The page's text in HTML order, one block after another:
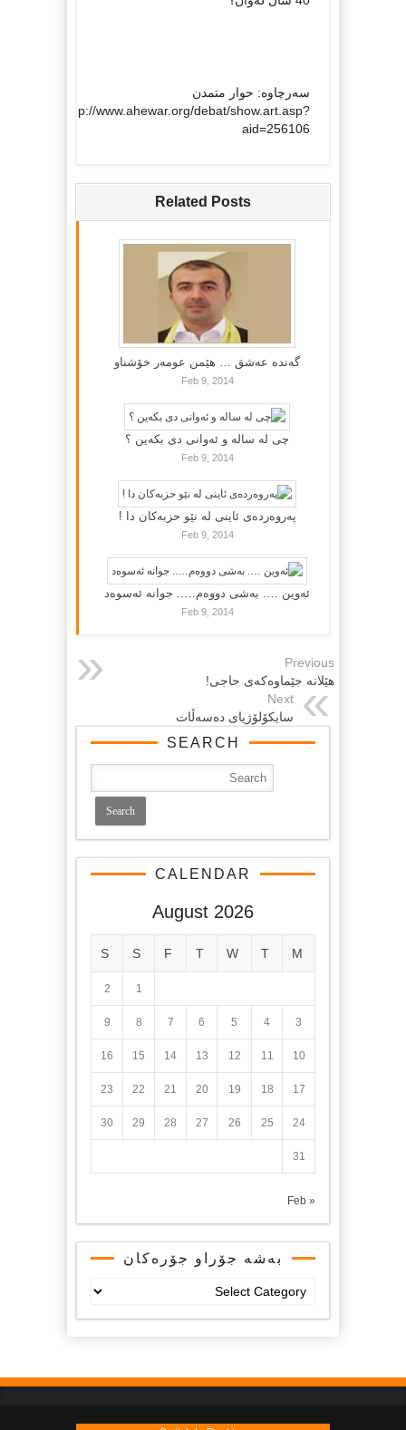
سه‌رچاوه‌: حوار متمدن
http://www.ahewar.org/debat/show.art.asp?
aid=256106
Related Posts
گه‌نده‌ عه‌شق … هێمن عومه‌ر خۆشناو
Feb 9, 2014
چی لە سالە و ئەوانی دی بكەین ؟
Feb 9, 2014
پەروەردەی ئاینی لە نێو حزبەکان دا !
Feb 9, 2014
ئەوین …. بەشی دووەم….. جوانە ئەسوەد
Feb 9, 2014
Previous
هێلانە جێماوەکەی حاجی!
Next
سایكۆلۆژیای ده‌سه‌ڵات
SEARCH
CALENDAR
August 2026
M
T
W
T
F
S
S
1
2
3
4
5
6
7
8
9
10
11
12
13
14
15
16
17
18
19
20
21
22
23
24
25
26
27
28
29
30
31
« Feb
بەشە جۆراو جۆرەکان
جۆرەکان